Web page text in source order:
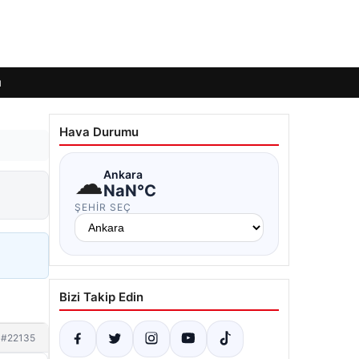
#22135
Hava Durumu
☁Ankara
NaN°C
ŞEHIR SEÇ
Bizi Takip Edin